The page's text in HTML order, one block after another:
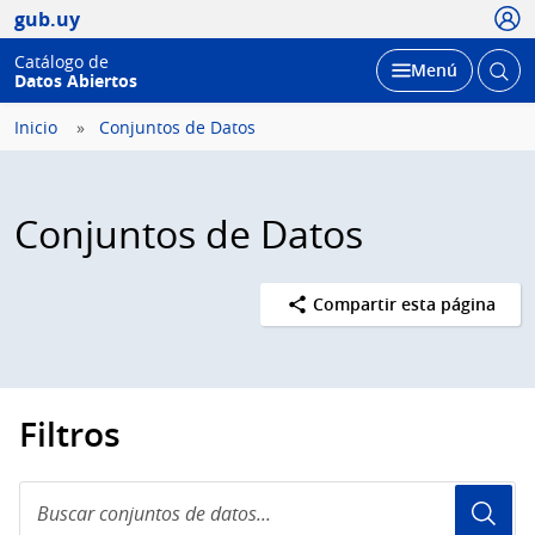
gub.uy
Catálogo de
Datos Abiertos
Desplegar
Menú Abrir
Inicio Conjuntos de Datos
Conjuntos de Datos
Compartir esta página
Filtros
conjuntos